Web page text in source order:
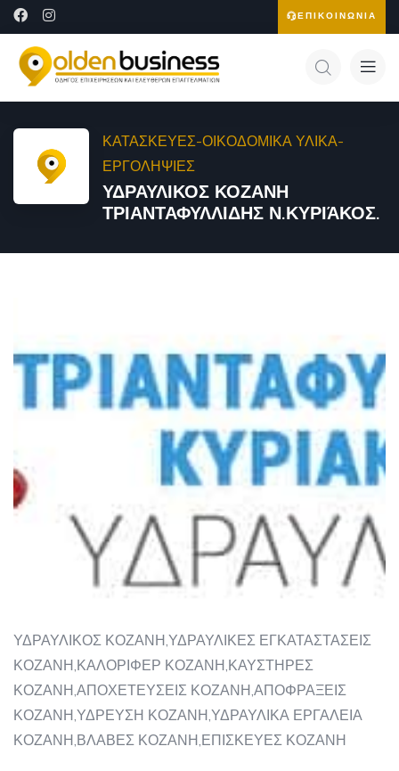
ΕΠΙΚΟΙΝΩΝΙΑ
ΚΑΤΑΣΚΕΥΕΣ-ΟΙΚΟΔΟΜΙΚΑ ΥΛΙΚΑ-
ΕΡΓΟΛΗΨΙΕΣ
ΥΔΡΑΥΛΙΚΟΣ ΚΟΖΑΝΗ
ΤΡΙΑΝΤΑΦΥΛΛΙΔΗΣ Ν.ΚΥΡΙΆΚΟΣ.
ΥΔΡΑΥΛΙΚΟΣ ΚΟΖΑΝΗ,ΥΔΡΑΥΛΙΚΕΣ ΕΓΚΑΤΑΣΤΑΣΕΙΣ
ΚΟΖΑΝΗ,ΚΑΛΟΡΙΦΕΡ ΚΟΖΑΝΗ,ΚΑΥΣΤΗΡΕΣ
ΚΟΖΑΝΗ,ΑΠΟΧΕΤΕΥΣΕΙΣ ΚΟΖΑΝΗ,ΑΠΟΦΡΑΞΕΙΣ
ΚΟΖΑΝΗ,ΥΔΡΕΥΣΗ ΚΟΖΑΝΗ,ΥΔΡΑΥΛΙΚΑ ΕΡΓΑΛΕΙΑ
ΚΟΖΑΝΗ,ΒΛΑΒΕΣ ΚΟΖΑΝΗ,ΕΠΙΣΚΕΥΕΣ ΚΟΖΑΝΗ